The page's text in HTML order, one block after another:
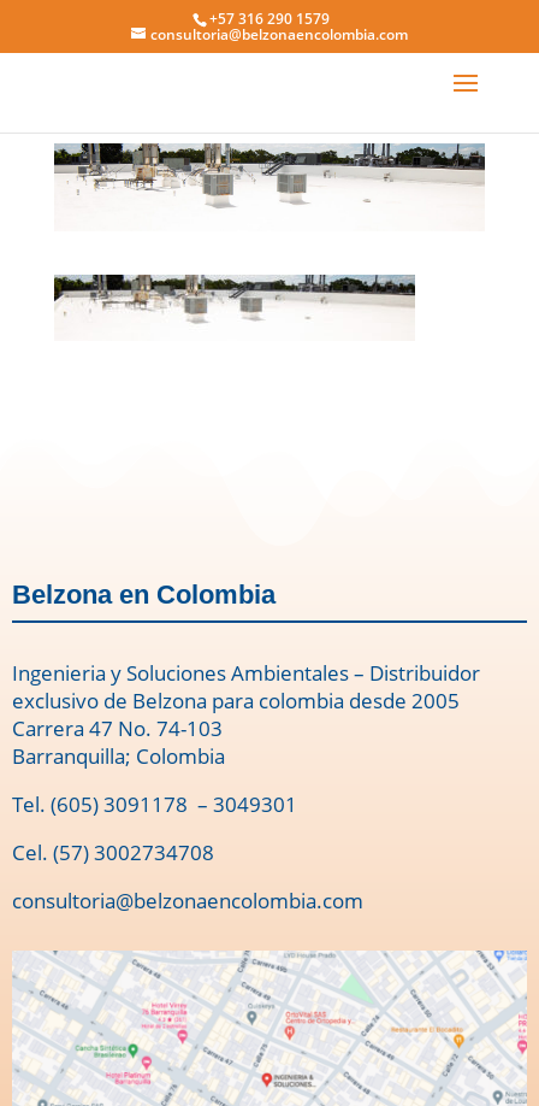
+57 316 290 1579
consultoria@belzonaencolombia.com
Belzona en Colombia
Ingenieria y Soluciones Ambientales – Distribuidor
exclusivo de Belzona para colombia desde 2005
Carrera 47 No. 74-103
Barranquilla; Colombia
Tel. (605) 3091178 – 3049301
Cel. (57) 3002734708
consultoria@belzonaencolombia.com